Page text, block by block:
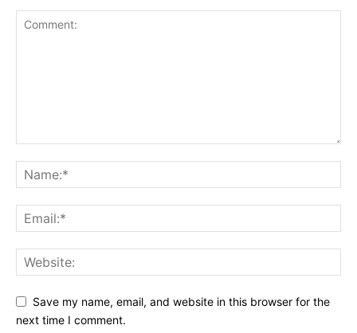
Save my name, email, and website in this browser for the
next time I comment.